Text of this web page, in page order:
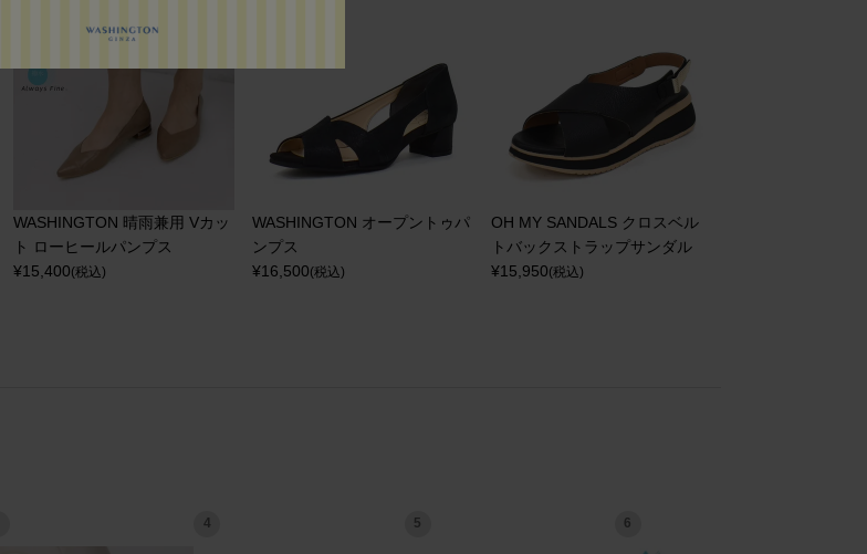
WASHINGTON 晴雨兼用 Vカッ
ト ローヒールパンプス
¥15,400(税込)
WASHINGTON オープントゥパ
ンプス
¥16,500(税込)
OH MY SANDALS クロスベル
トバックストラップサンダル
¥15,950(税込)
4 5 6